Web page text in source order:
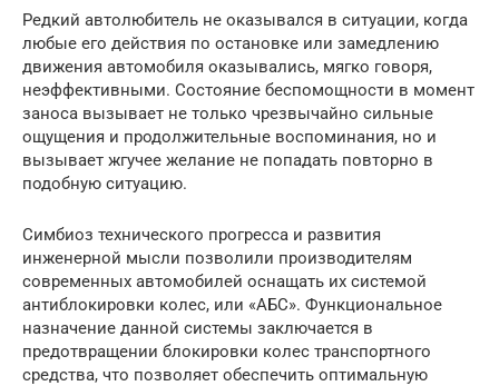
Редкий автолюбитель не оказывался в ситуации, когда
любые его действия по остановке или замедлению
движения автомобиля оказывались, мягко говоря,
неэффективными. Состояние беспомощности в момент
заноса вызывает не только чрезвычайно сильные
ощущения и продолжительные воспоминания, но и
вызывает жгучее желание не попадать повторно в
подобную ситуацию.
Симбиоз технического прогресса и развития
инженерной мысли позволили производителям
современных автомобилей оснащать их системой
антиблокировки колес, или «АБС». Функциональное
назначение данной системы заключается в
предотвращении блокировки колес транспортного
средства, что позволяет обеспечить оптимальную